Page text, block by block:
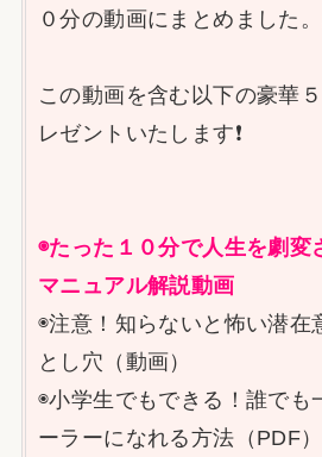
０分の動画にまとめました
この動画を含む以下の豪華
レゼントいたします❗
◉たった１０分で人生を劇変
マニュアル解説動画
◉注意！知らないと怖い潜在
とし穴（動画）
◉小学生でもできる！誰でも
ーラーになれる方法（PDF）